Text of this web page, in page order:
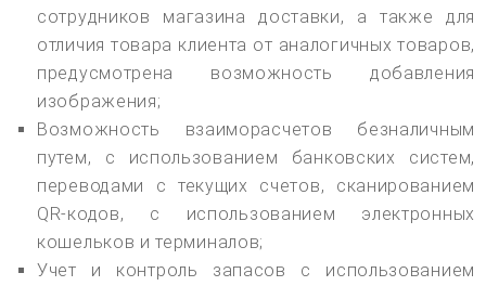
сотрудников магазина доставки, а также для
отличия товара клиента от аналогичных товаров,
предусмотрена возможность добавления
изображения;
Возможность взаиморасчетов безналичным
путем, с использованием банковских систем,
переводами с текущих счетов, сканированием
QR-кодов, с использованием электронных
кошельков и терминалов;
Учет и контроль запасов с использованием